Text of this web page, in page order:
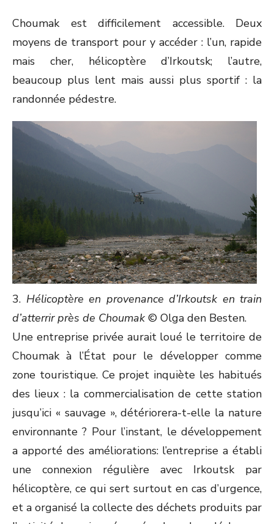
Choumak est difficilement accessible. Deux
moyens de transport pour y accéder : l’un, rapide
mais cher, hélicoptère d’Irkoutsk; l’autre,
beaucoup plus lent mais aussi plus sportif : la
randonnée pédestre.
3. Hélicoptère en provenance d’Irkoutsk en train
d’atterrir près de Choumak © Olga den Besten.
Une entreprise privée aurait loué le territoire de
Choumak à l’État pour le développer comme
zone touristique. Ce projet inquiète les habitués
des lieux : la commercialisation de cette station
jusqu’ici « sauvage », détériorera-t-elle la nature
environnante ? Pour l’instant, le développement
a apporté des améliorations: l’entreprise a établi
une connexion régulière avec Irkoutsk par
hélicoptère, ce qui sert surtout en cas d’urgence,
et a organisé la collecte des déchets produits par